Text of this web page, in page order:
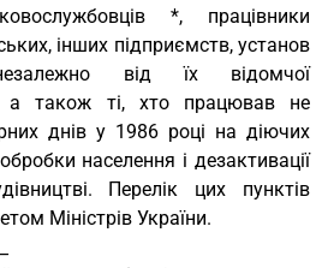
*, працівники
інших підприємств, установ
від їх відомчої
а також ті, хто працював не
днів у 1986 році на діючих
населення і дезактивації
Перелік цих пунктів
Міністрів України.